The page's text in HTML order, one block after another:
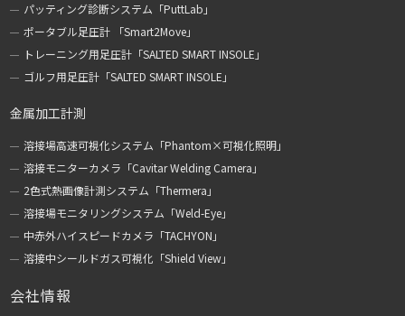
パッティング診断システム「PuttLab」
ポータブル足圧計 「Smart2Move」
トレーニング用足圧計「SALTED SMART INSOLE」
ゴルフ用足圧計「SALTED SMART INSOLE」
金属加工計測
溶接場高速可視化システム「Phantom×可視化照明」
溶接モニターカメラ「Cavitar Welding Camera」
2色式熱画像計測システム「Thermera」
溶接場モニタリングシステム「Weld-Eye」
中赤外ハイスピードカメラ「TACHYON」
溶接中シールドガス可視化「Shield View」
会社情報